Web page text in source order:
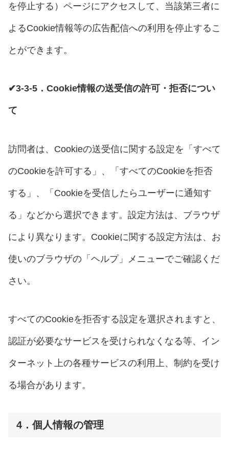
を停止する）ページにアクセスして、当該第三者に
よるCookie情報等の広告配信への利用を停止するこ
とができます。
✔3-3-5．Cookie情報の送受信の許可・拒否につい
て
訪問者は、Cookieの送受信に関する設定を「すべて
のCookieを許可する」、「すべてのCookieを拒否
する」、「Cookieを受信したらユーザーに通知す
る」などから選択できます。設定方法は、ブラウザ
により異なります。Cookieに関する設定方法は、お
使いのブラウザの「ヘルプ」メニューでご確認くだ
さい。
すべてのCookieを拒否する設定を選択されますと、
認証が必要なサービスを受けられなくなる等、イン
ターネット上の各種サービスの利用上、制約を受け
る場合があります。
4．個人情報の管理